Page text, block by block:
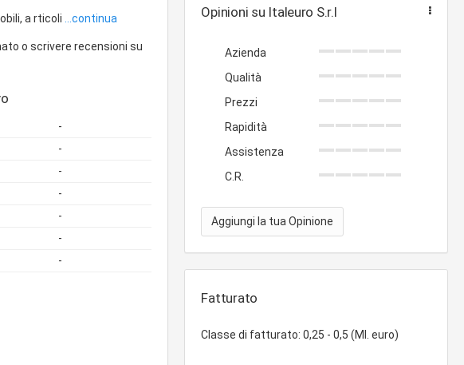
a rticoli
...continua
o scrivere recensioni su
-
-
-
-
-
-
-
Opinioni su Italeuro S.r.l
Azienda
Qualità
Prezzi
Rapidità
Assistenza
C.R.
Aggiungi la tua Opinione
Fatturato
Classe di fatturato: 0,25 - 0,5 (Ml. euro)